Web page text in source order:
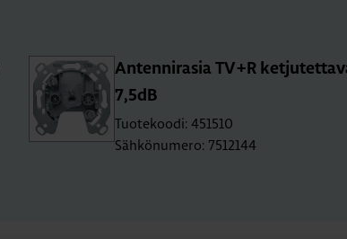
An­ten­ni­ra­sia TV+R
7,5dB
Tuotekoodi: 451510
Sähkönumero: 7512144